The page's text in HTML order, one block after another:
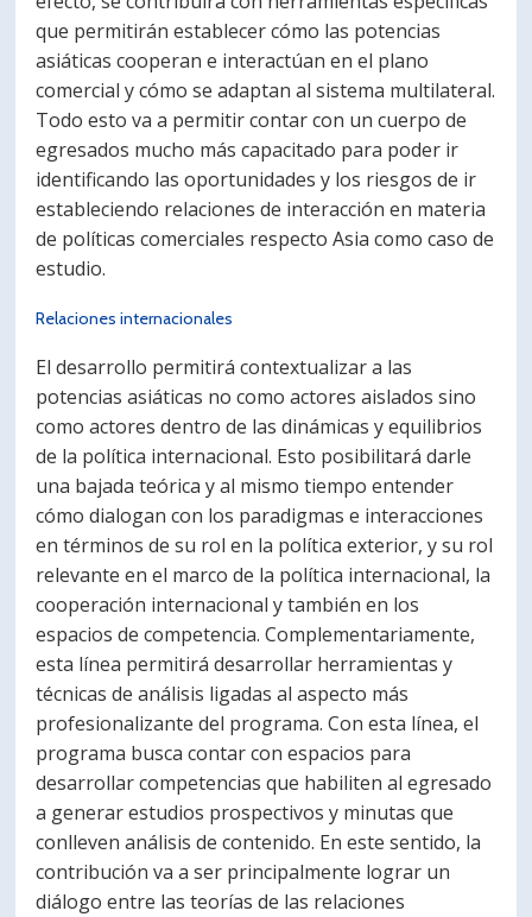
que permitirán establecer cómo las potencias
asiáticas cooperan e interactúan en el plano
comercial y cómo se adaptan al sistema multilateral.
Todo esto va a permitir contar con un cuerpo de
egresados mucho más capacitado para poder ir
identificando las oportunidades y los riesgos de ir
estableciendo relaciones de interacción en materia
de políticas comerciales respecto Asia como caso de
estudio.
Relaciones internacionales
El desarrollo permitirá contextualizar a las
potencias asiáticas no como actores aislados sino
como actores dentro de las dinámicas y equilibrios
de la política internacional. Esto posibilitará darle
una bajada teórica y al mismo tiempo entender
cómo dialogan con los paradigmas e interacciones
en términos de su rol en la política exterior, y su rol
relevante en el marco de la política internacional, la
cooperación internacional y también en los
espacios de competencia. Complementariamente,
esta línea permitirá desarrollar herramientas y
técnicas de análisis ligadas al aspecto más
profesionalizante del programa. Con esta línea, el
programa busca contar con espacios para
desarrollar competencias que habiliten al egresado
a generar estudios prospectivos y minutas que
conlleven análisis de contenido. En este sentido, la
contribución va a ser principalmente lograr un
diálogo entre las teorías de las relaciones